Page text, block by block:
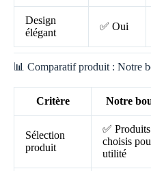
Design
élégant
✅ Oui
📊 Comparatif produit : Notre
Critère Notre
Sélection
produit
✅ Produits
choisis
utilité